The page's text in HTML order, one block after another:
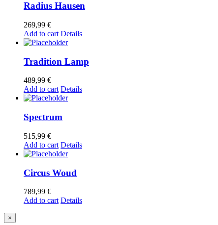
Radius Hausen
269,99 €
Add to cart Details
Tradition Lamp
489,99 €
Add to cart Details
Spectrum
515,99 €
Add to cart Details
Circus Woud
789,99 €
Add to cart Details
Close
×